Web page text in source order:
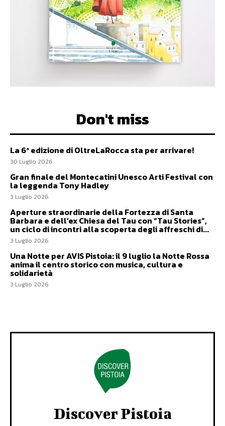
Don't miss
La 6ª edizione di OltreLaRocca sta per arrivare!
30 Luglio 2026
Gran finale del Montecatini Unesco Arti Festival con
la leggenda Tony Hadley
3 Luglio 2026
Aperture straordinarie della Fortezza di Santa
Barbara e dell’ex Chiesa del Tau con “Tau Stories”,
un ciclo di incontri alla scoperta degli affreschi di...
3 Luglio 2026
Una Notte per AVIS Pistoia: il 9 luglio la Notte Rossa
anima il centro storico con musica, cultura e
solidarietà
3 Luglio 2026
Discover Pistoia